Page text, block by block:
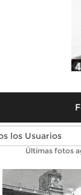
Fotos
Últimas fotos